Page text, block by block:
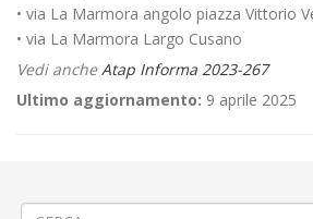
• via La Marmora angolo piazza Vittorio
• via La Marmora Largo Cusano
Vedi ancheAtap Informa 2023-267
Ultimo aggiornamento: 9 aprile 2025